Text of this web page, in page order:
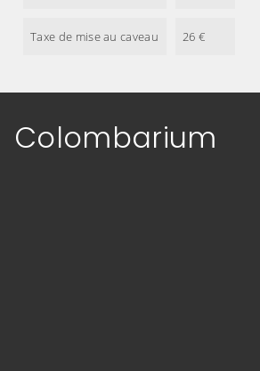
Taxe de mise au caveau 26 €
Colombarium